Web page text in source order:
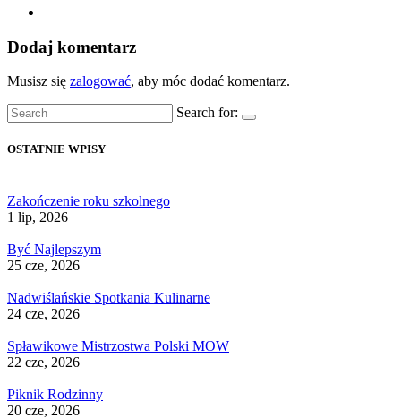
Dodaj komentarz
Musisz się zalogować, aby móc dodać komentarz.
Search for:
OSTATNIE WPISY
Zakończenie roku szkolnego
1 lip, 2026
Być Najlepszym
25 cze, 2026
Nadwiślańskie Spotkania Kulinarne
24 cze, 2026
Spławikowe Mistrzostwa Polski MOW
22 cze, 2026
Piknik Rodzinny
20 cze, 2026